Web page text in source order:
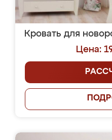
Кровать для
Цена: